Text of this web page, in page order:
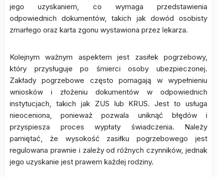
jego uzyskaniem, co wymaga przedstawienia
odpowiednich dokumentów, takich jak dowód osobisty
zmarłego oraz karta zgonu wystawiona przez lekarza.
Kolejnym ważnym aspektem jest zasiłek pogrzebowy,
który przysługuje po śmierci osoby ubezpieczonej.
Zakłady pogrzebowe często pomagają w wypełnieniu
wniosków i złożeniu dokumentów w odpowiednich
instytucjach, takich jak ZUS lub KRUS. Jest to usługa
nieoceniona, ponieważ pozwala uniknąć błędów i
przyspiesza proces wypłaty świadczenia. Należy
pamiętać, że wysokość zasiłku pogrzebowego jest
regulowana prawnie i zależy od różnych czynników, jednak
jego uzyskanie jest prawem każdej rodziny.